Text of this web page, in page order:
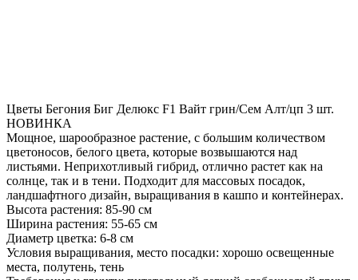
Цветы Бегония Биг Делюкс F1 Вайт грин/Сем Алт/цп 3 шт.
НОВИНКА
Мощное, шарообразное растение, с большим количеством
цветоносов, белого цвета, которые возвышаются над
листьями. Неприхотливый гибрид, отлично растет как на
солнце, так и в тени. Подходит для массовых посадок,
ландшафтного дизайн, выращивания в кашпо и контейнерах.
Высота растения: 85-90 см
Ширина растения: 55-65 см
Диаметр цветка: 6-8 см
Условия выращивания, место посадки: хорошо освещенные
места, полутень, тень